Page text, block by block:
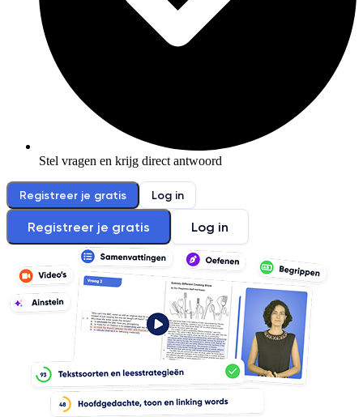
Stel vragen en krijg direct antwoord
Registreer je gratis Log in
Registreer je gratis Log in